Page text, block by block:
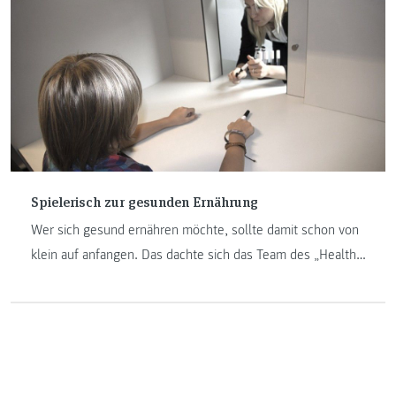
Spielerisch zur gesunden Ernährung
Wer sich gesund ernähren möchte, sollte damit schon von
klein auf anfangen. Das dachte sich das Team des „Health